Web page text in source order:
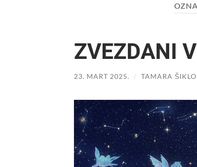
ZVEZDANI
23. MART 2025. / TAMARA